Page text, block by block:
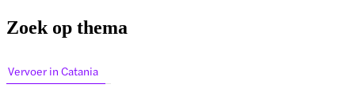
Zoek op thema
Vervoer in Catania